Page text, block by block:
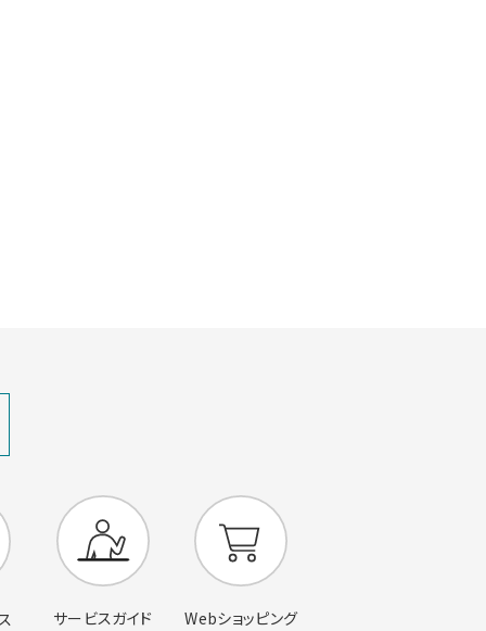
サービスガイド Webショッピング